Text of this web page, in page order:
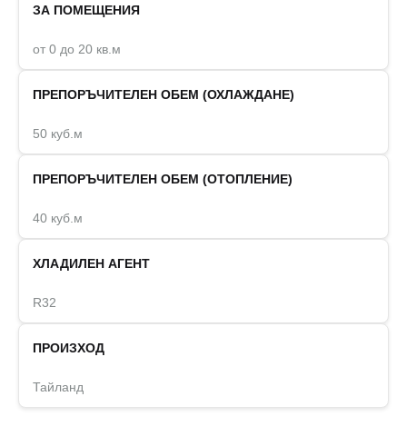
ЗА ПОМЕЩЕНИЯ
от 0 до 20 кв.м
ПРЕПОРЪЧИТЕЛЕН ОБЕМ (ОХЛАЖДАНЕ)
50 куб.м
ПРЕПОРЪЧИТЕЛЕН ОБЕМ (ОТОПЛЕНИЕ)
40 куб.м
ХЛАДИЛЕН АГЕНТ
R32
ПРОИЗХОД
Тайланд